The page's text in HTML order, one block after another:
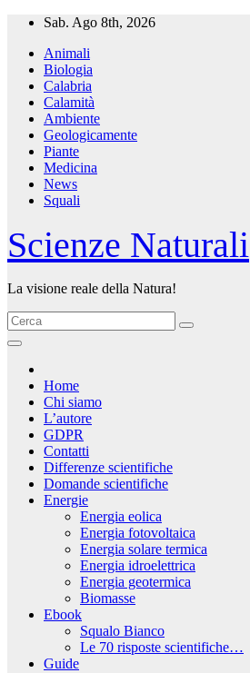
Salta
contenuto
Sab. Ago 8th, 2026
Animali
Biologia
Calabria
Calamità
Ambiente
Geologicamente
Piante
Medicina
News
Squali
Scienze Naturali
La visione reale della Natura!
Home
Chi siamo
L’autore
GDPR
Contatti
Differenze scientifiche
Domande scientifiche
Energie
Energia eolica
Energia fotovoltaica
Energia solare termica
Energia idroelettrica
Energia geotermica
Biomasse
Ebook
Squalo Bianco
Le 70 risposte scientifiche…
Guide